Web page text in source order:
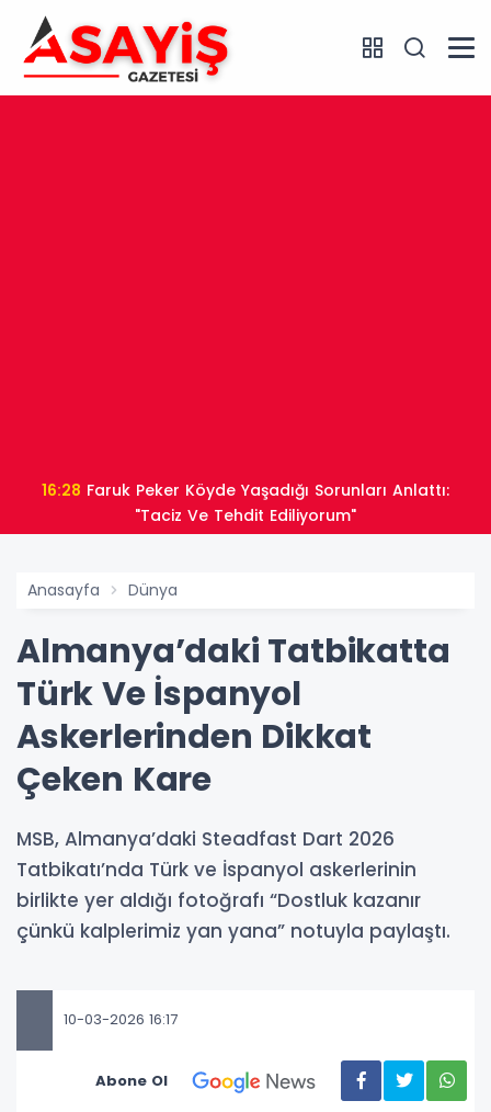
16:28
"Taciz Ve Tehdit Ediliyorum"
Anasayfa Dünya
Almanya’daki Tatbikatta
Türk Ve İspanyol
Askerlerinden Dikkat
Çeken Kare
MSB, Almanya’daki Steadfast Dart 2026
Tatbikatı’nda Türk ve İspanyol askerlerinin
birlikte yer aldığı fotoğrafı “Dostluk kazanır
çünkü kalplerimiz yan yana” notuyla paylaştı.
10-03-2026 16:17
Abone Ol